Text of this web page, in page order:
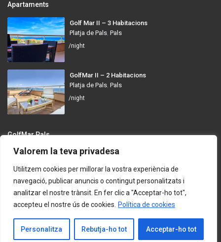
Valorem la teva privadesa
Utilitzem cookies per millorar la vostra experiència de
navegació, publicar anuncis o contingut personalitzats i
analitzar el nostre trànsit. En fer clic a "Acceptar-ho tot",
accepteu el nostre ús de cookies.
Política de cookies
Personalitza Rebutja-ho tot Acceptar-ho tot
Apartaments
Golf Mar II – 3 Habitacions
Platja de Pals, Pals
/night
GolfMar II – 2 Habitacions
Platja de Pals, Pals
/night
GolfMar Pals
Avinguda dels Arenals de Mar, 372, 17256 Pals, Girona
info@golfmarpals.com
https://golfmarpals.com/
Política de Privadesa i Condicions d’Ús
Contacta amb Nosaltres